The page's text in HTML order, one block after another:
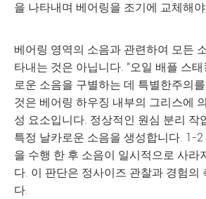
을 나타내며 베어링을 조기에 교체해
베어링 영역의 소음과 관련하여 모든
타내는 것은 아닙니다. "오일 배플 스
로운 소음을 구별하는 데 특별한주의
것은 베어링 하우징 내부의 그리스에
성 요소입니다. 정상적인 원심 분리 작
특정 날카로운 소음을 생성합니다. 1-
을 수행 한 후 소음이 일시적으로 사라
다. 이 판단은 정사이즈 관찰과 경험의
다.